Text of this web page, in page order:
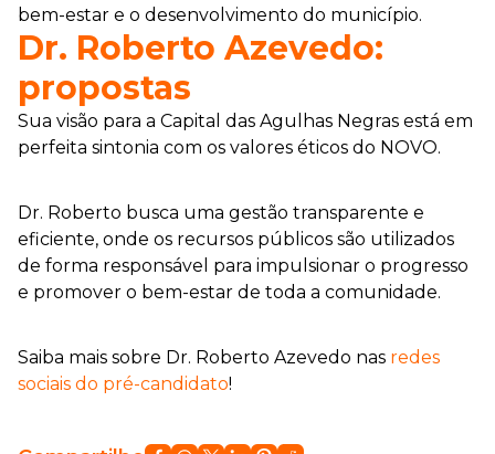
bem-estar e o desenvolvimento do município.
Dr. Roberto Azevedo:
propostas
Sua visão para a Capital das Agulhas Negras está em
perfeita sintonia com os valores éticos do NOVO.
Dr. Roberto busca uma gestão transparente e
eficiente, onde os recursos públicos são utilizados
de forma responsável para impulsionar o progresso
e promover o bem-estar de toda a comunidade.
Saiba mais sobre Dr. Roberto Azevedo nas redes
sociais do pré-candidato!